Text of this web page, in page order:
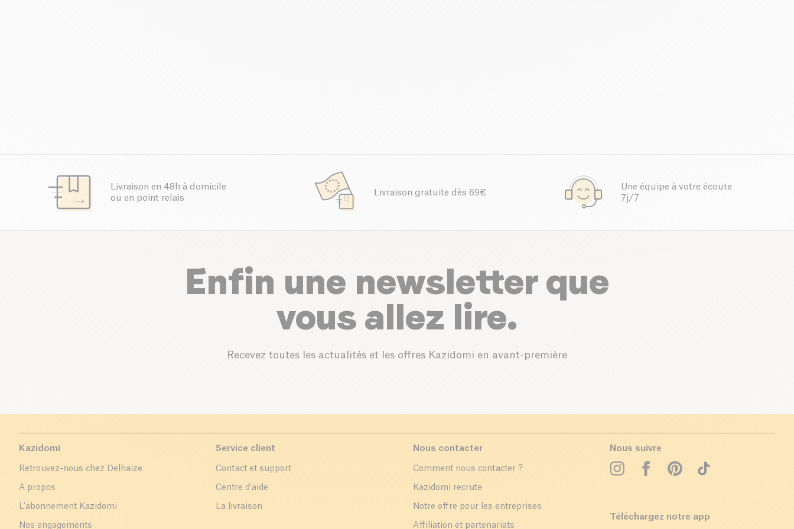
Livraison en 48h à domicile
ou en point relais
Livraison gratuite dès 69€
Une équipe à votre écoute
7j/7
Enfin une newsletter que
vous allez lire.
Recevez toutes les actualités et les offres Kazidomi en avant-première
Kazidomi
Retrouvez-nous chez Delhaize
A propos
L'abonnement Kazidomi
Nos engagements
Service client
Contact et support
Centre d'aide
La livraison
Nous contacter
Comment nous contacter ?
Kazidomi recrute
Notre offre pour les entreprises
Affiliation et partenariats
Nous suivre
Téléchargez notre app